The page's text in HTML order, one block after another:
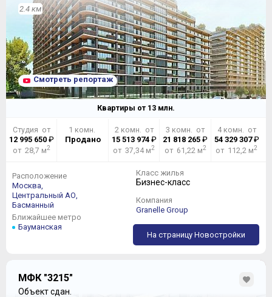
2.4 км
Смотреть репортаж
Квартиры от 13 млн.
Студия от
12 995 650₽
от 28,7 м2
1 комн.
Продано
2 комн. от
15 513 974₽
от 37,34 м2
3 комн. от
21 818 265 ₽
от 61,22 м2
4 комн. от
54 329 307₽
от 112,2 м2
Расположение
Москва,
Центральный АО,
Басманный
Ближайшее метро
Бауманская
Класс жилья
Бизнес-класс
Компания
Granelle Group
На страницу Новостройки
МФК "3215"
Объект сдан.